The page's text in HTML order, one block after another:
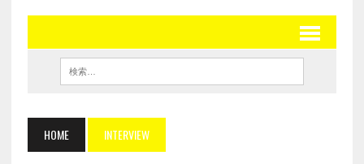
HOME INTERVIEW